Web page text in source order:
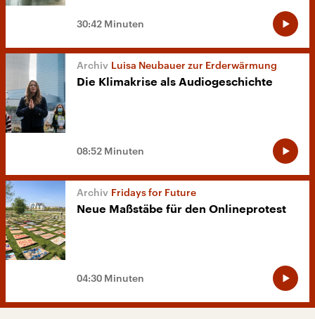
30:42 Minuten
Luisa Neubauer zur Erderwärmung
Die Klimakrise als Audiogeschichte
08:52 Minuten
Fridays for Future
Neue Maßstäbe für den Onlineprotest
04:30 Minuten